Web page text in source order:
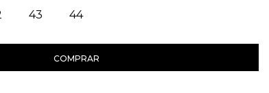
43 44
COMPRAR